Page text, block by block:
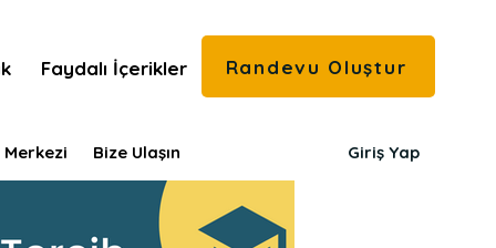
Faydalı İçerikler Randevu Oluştur
Merkezi Bize Ulaşın Giriş Yap